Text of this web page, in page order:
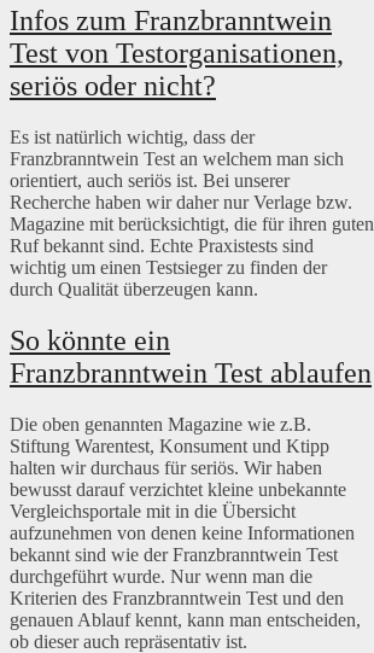
Infos zum Franzbranntwein
Test von Testorganisationen,
seriös oder nicht?
Es ist natürlich wichtig, dass der
Franzbranntwein Test an welchem man sich
orientiert, auch seriös ist. Bei unserer
Recherche haben wir daher nur Verlage bzw.
Magazine mit berücksichtigt, die für ihren guten
Ruf bekannt sind. Echte Praxistests sind
wichtig um einen Testsieger zu finden der
durch Qualität überzeugen kann.
So könnte ein
Franzbranntwein Test ablaufen
Die oben genannten Magazine wie z.B.
Stiftung Warentest, Konsument und Ktipp
halten wir durchaus für seriös. Wir haben
bewusst darauf verzichtet kleine unbekannte
Vergleichsportale mit in die Übersicht
aufzunehmen von denen keine Informationen
bekannt sind wie der Franzbranntwein Test
durchgeführt wurde. Nur wenn man die
Kriterien des Franzbranntwein Test und den
genauen Ablauf kennt, kann man entscheiden,
ob dieser auch repräsentativ ist.